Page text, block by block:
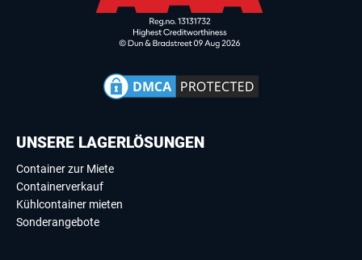
UNSERE LAGERLÖSUNGEN
Container zur Miete
Containerverkauf
Kühlcontainer mieten
Sonderangebote